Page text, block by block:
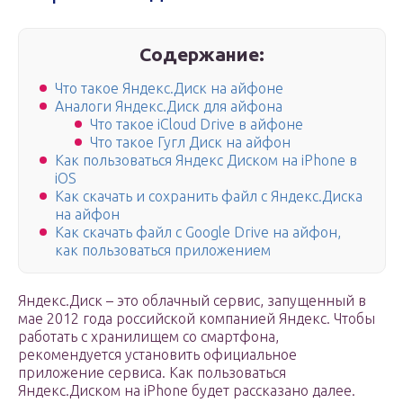
Содержание:
Что такое Яндекс.Диск на айфоне
Аналоги Яндекс.Диск для айфона
Что такое iCloud Drive в айфоне
Что такое Гугл Диск на айфон
Как пользоваться Яндекс Диском на iPhone в
iOS
Как скачать и сохранить файл с Яндекс.Диска
на айфон
Как скачать файл с Google Drive на айфон,
как пользоваться приложением
Яндекс.Диск – это облачный сервис, запущенный в
мае 2012 года российской компанией Яндекс. Чтобы
работать с хранилищем со смартфона,
рекомендуется установить официальное
приложение сервиса. Как пользоваться
Яндекс.Диском на iPhone будет рассказано далее.